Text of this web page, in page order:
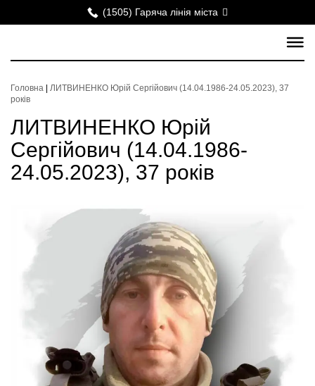
(1505) Гаряча лінія міста
Головна
ЛИТВИНЕНКО Юрій Сергійович (14.04.1986-24.05.2023), 37
років
ЛИТВИНЕНКО Юрій
Сергійович (14.04.1986-
24.05.2023), 37 років